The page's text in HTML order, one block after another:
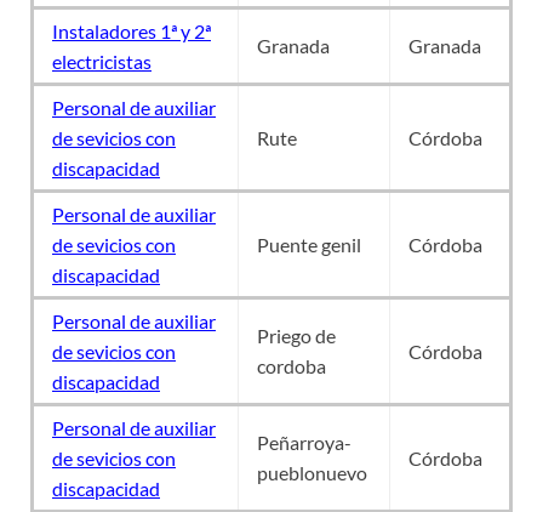
Instaladores 1ª y 2ª
electricistas
Granada Granada
Personal de auxiliar
de sevicios con
discapacidad
Rute Córdoba
Personal de auxiliar
de sevicios con
discapacidad
Puente genil Córdoba
Personal de auxiliar
de sevicios con
discapacidad
Priego de
cordoba
Córdoba
Personal de auxiliar
de sevicios con
discapacidad
Peñarroya-
pueblonuevo
Córdoba